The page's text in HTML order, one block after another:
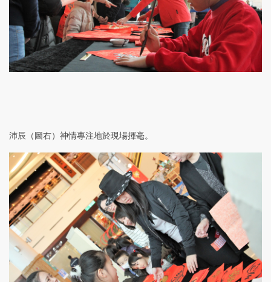
沛辰（圖右）神情專注地於現場揮毫。